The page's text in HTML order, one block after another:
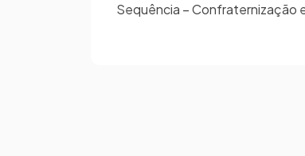
Sequência – Confraternização